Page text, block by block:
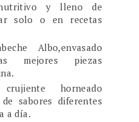
y lleno de
solo o en recetas
Albo,envasado
mejores piezas
horneado
sabores diferentes
a día.